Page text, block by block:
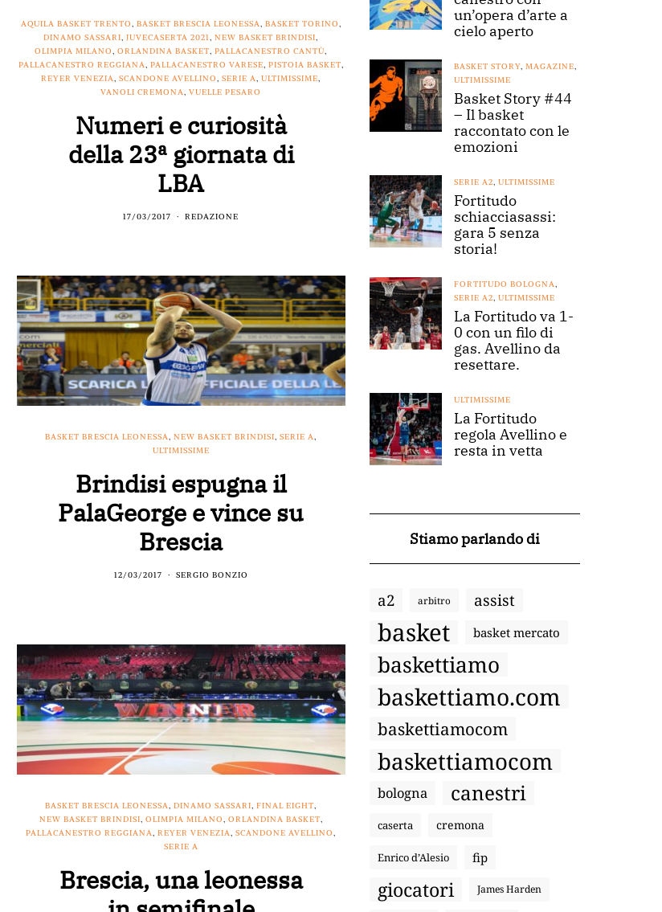
AQUILA BASKET TRENTO, BASKET BRESCIA LEONESSA, BASKET TORINO,
DINAMO SASSARI,JUVECASERTA 2021,NEW BASKET BRINDISI,
OLIMPIA MILANO,ORLANDINA BASKET,PALLACANESTRO CANTÙ,
PALLACANESTRO REGGIANA, PALLACANESTRO VARESE, PISTOIA BASKET,
REYER VENEZIA,SCANDONE AVELLINO,SERIE A,ULTIMISSIME,
VANOLI CREMONA,VUELLE PESARO
Numeri e curiosità
della 23ª giornata di
LBA
17/03/2017 REDAZIONE
BASKET BRESCIA LEONESSA,NEW BASKET BRINDISI,SERIE A,
ULTIMISSIME
Brindisi espugna il
PalaGeorge e vince su
Brescia
12/03/2017 SERGIO BONZIO
BASKET BRESCIA LEONESSA,DINAMO SASSARI,FINAL EIGHT,
NEW BASKET BRINDISI, OLIMPIA MILANO, ORLANDINA BASKET,
PALLACANESTRO REGGIANA,REYER VENEZIA,SCANDONE AVELLINO,
SERIE A
Brescia, una leonessa
un’opera d’arte a
cielo aperto
BASKET STORY, MAGAZINE,
ULTIMISSIME
Basket Story #44
– Il basket
raccontato con le
emozioni
SERIE A2, ULTIMISSIME
Fortitudo
schiacciasassi:
gara 5 senza
storia!
FORTITUDO BOLOGNA,
SERIE A2, ULTIMISSIME
La Fortitudo va 1-
0 con un filo di
gas. Avellino da
resettare.
ULTIMISSIME
La Fortitudo
regola Avellino e
resta in vetta
Stiamo parlando di
a2 arbitro assist
basket basket mercato
baskettiamo
baskettiamo.com
baskettiamocom
baskettiamocom
bologna canestri
caserta cremona
Enrico d’Alesio fip
giocatori James Harden